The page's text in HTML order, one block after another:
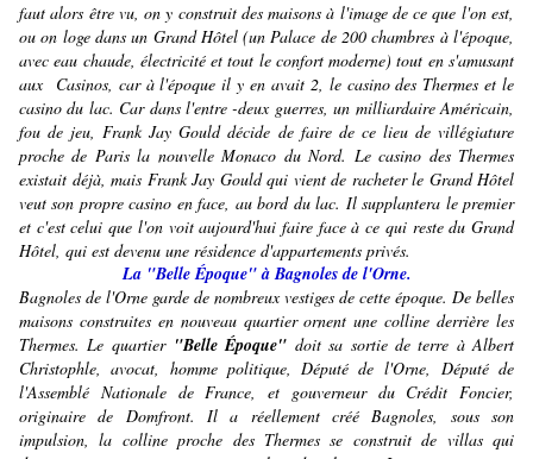
faut alors être vu, on y construit des maisons à l'image de ce que l'on est,
ou on loge dans un Grand Hôtel (un Palace de 200 chambres à l'époque,
avec eau chaude, électricité et tout le confort moderne) tout en s'amusant
aux Casinos, car à l'époque il y en avait 2, le casino des Thermes et le
casino du lac. Car dans l'entre -deux guerres, un milliardaire Américain,
fou de jeu, Frank Jay Gould décide de faire de ce lieu de villégiature
proche de Paris la nouvelle Monaco du Nord. Le casino des Thermes
existait déjà, mais Frank Jay Gould qui vient de racheter le Grand Hôtel
veut son propre casino en face, au bord du lac. Il supplantera le premier
et c'est celui que l'on voit aujourd'hui faire face à ce qui reste du Grand
Hôtel, qui est devenu une résidence d'appartements privés.
La "Belle Époque" à Bagnoles de l'Orne.
Bagnoles de l'Orne garde de nombreux vestiges de cette époque. De belles
maisons construites en nouveau quartier ornent une colline derrière les
Thermes. Le quartier "Belle Époque" doit sa sortie de terre à Albert
Christophle, avocat, homme politique, Député de l'Orne, Député de
l'Assemblé Nationale de France, et gouverneur du Crédit Foncier,
originaire de Domfront. Il a réellement créé Bagnoles, sous son
impulsion, la colline proche des Thermes se construit de villas qui